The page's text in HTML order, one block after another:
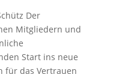
Der
Mitgliedern und
Start ins neue
für das Vertrauen